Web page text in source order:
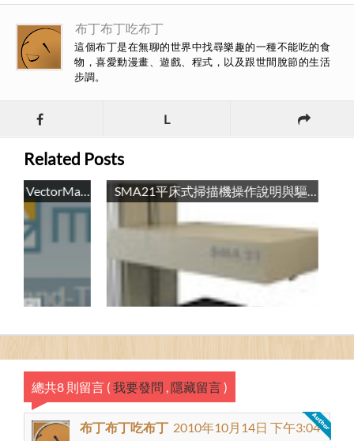
布丁布丁吃布丁
這個布丁是在無聊的世界中找尋樂趣的一種不能吃的食
物，喜愛動漫畫、遊戲、程式，以及跟世間脫節的生活
步調。
L
Related Posts
把點陣圖轉換成向量圖：VectorMagic / Convert Bitmap Image to Vertor Image: VectorMagic SMA21平床式掃描機操作說明與驅動程式 / SMA21 Scanner Manual and Driver
總共8 則留言 ( 我要發問 , 隱藏留言)
布丁布丁吃布丁 2010年10月14日 下午3:04